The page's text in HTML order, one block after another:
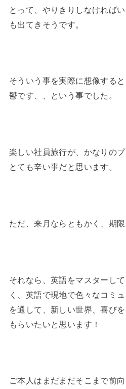
とって、やりきりしなければ
も出てきそうです。
そういう事を実際に想像する
鬱です、、という事でした。
楽しい社員旅行が、かなりの
とても辛い事だと思います。
ただ、来月ならともかく、期限
それなら、英語をマスターし
く、英語で現地で色々なコミ
を通して、新しい世界、喜び
もらいたいと思います！
ご本人はまだまだそこまで前